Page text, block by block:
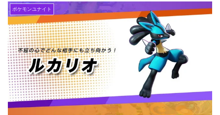
ポケモンユナイト